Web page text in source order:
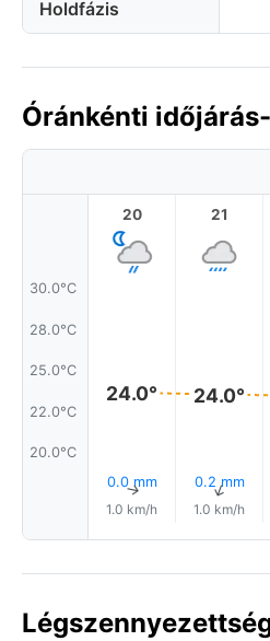
Holdfázis
Óránkénti
30.0°C
28.0°C
25.0°C
22.0°C
20.0°C
20
24.0°
0.0 mm
↑
1.0 km/h
21
24.0°
0.2 mm
↑
1.0 km/h